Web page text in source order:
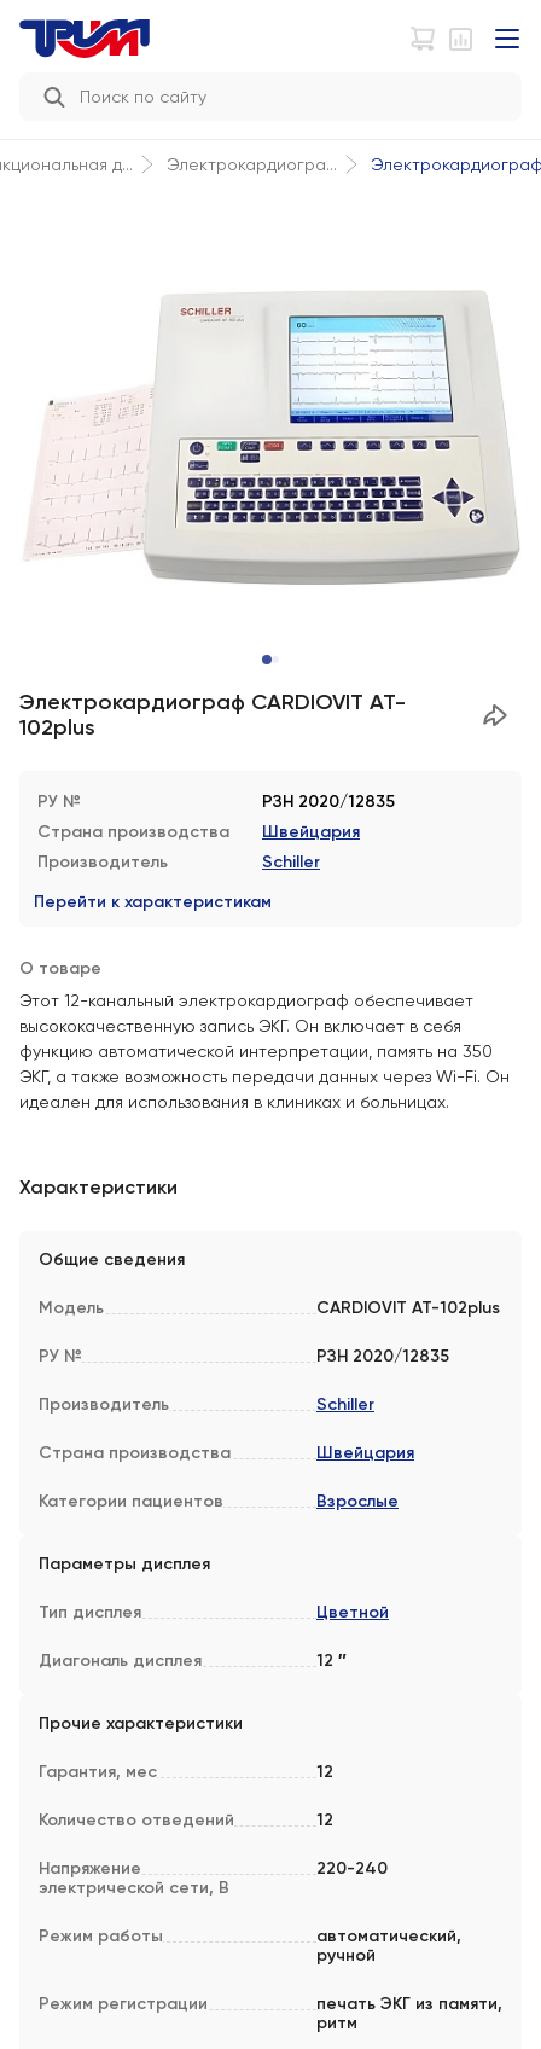
д... Электрокардиогра... Электрокардиограф
Электрокардиограф CARDIOVIT AT-
102plus
РУ №
РЗН 2020/12835
Страна производства
Швейцария
Производитель
Schiller
Перейти к характеристикам
О товаре
Этот 12-канальный электрокардиограф обеспечивает
высококачественную запись ЭКГ. Он включает в себя
функцию автоматической интерпретации, память на 350
ЭКГ, а также возможность передачи данных через Wi-Fi. Он
идеален для использования в клиниках и больницах.
Характеристики
Общие сведения
Модель CARDIOVIT AT-102plus
РУ № РЗН 2020/12835
Производитель Schiller
Страна производства Швейцария
Категории пациентов Взрослые
Параметры дисплея
Тип дисплея Цветной
Диагональ дисплея 12 ″
Прочие характеристики
Гарантия, мес 12
Количество отведений 12
Напряжение
электрической сети, В
220-240
Режим работы
автоматический,
ручной
Режим регистрации
печать ЭКГ из памяти,
ритм